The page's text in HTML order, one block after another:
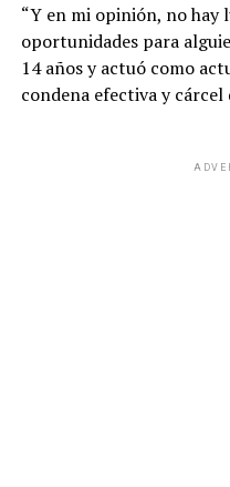
“Y en mi opinión, no hay
oportunidades para
14 años y actuó como
condena efectiva y cárcel